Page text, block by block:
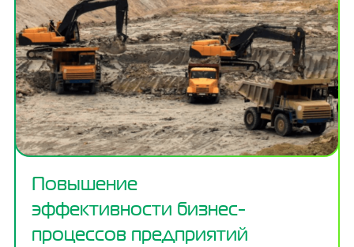
Повышение
эффективности бизнес-
процессов предприятий